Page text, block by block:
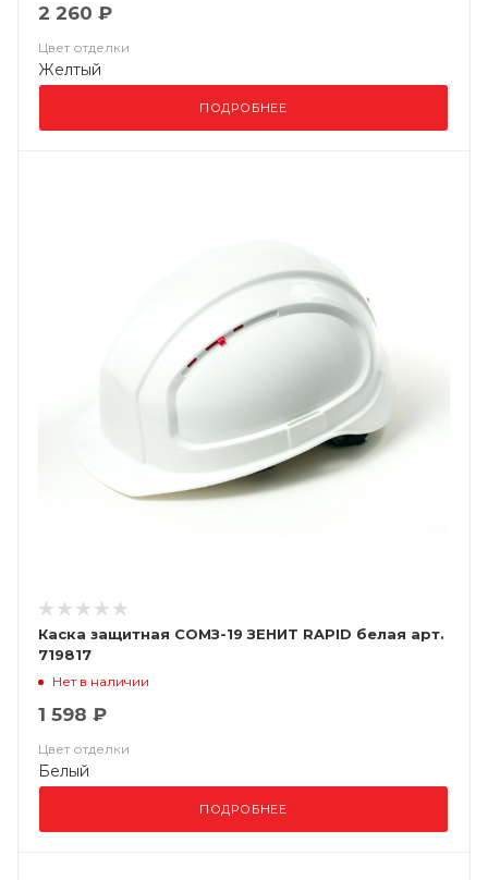
2 260 ₽
Цвет отделки
Желтый
ПОДРОБНЕЕ
Каска защитная СОМЗ-19 ЗЕНИТ RAPID белая арт.
719817
Нет в наличии
1 598 ₽
Цвет отделки
Белый
ПОДРОБНЕЕ